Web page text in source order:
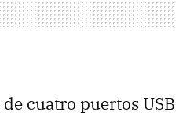
cuatro puertos